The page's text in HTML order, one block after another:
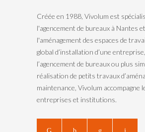
Créée en 1988, Vivolum est
l'agencement de bureaux à Nantes
l'aménagement des espaces de
global d’installation d’une
l’agencement de bureaux ou plus
réalisation de petits travaux
maintenance, Vivolum accompagne
entreprises et institutions.